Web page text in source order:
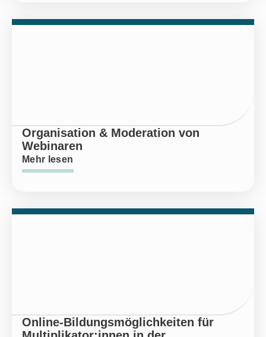
Organisation & Moderation von
Webinaren
Mehr lesen
Online-Bildungsmöglichkeiten für